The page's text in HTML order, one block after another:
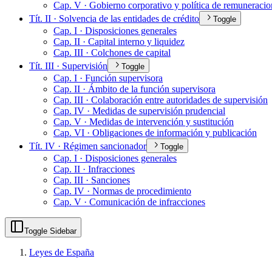
Cap. V · Gobierno corporativo y política de
Tít. II · Solvencia de las entidades de crédito
Toggle
Cap. I · Disposiciones generales
Cap. II · Capital interno y liquidez
Cap. III · Colchones de capital
Tít. III · Supervisión
Toggle
Cap. I · Función supervisora
Cap. II · Ámbito de la función supervisora
Cap. III · Colaboración entre autoridades de supervisión
Cap. IV · Medidas de supervisión prudencial
Cap. V · Medidas de intervención y sustitución
Cap. VI · Obligaciones de información y publicación
Tít. IV · Régimen sancionador
Toggle
Cap. I · Disposiciones generales
Cap. II · Infracciones
Cap. III · Sanciones
Cap. IV · Normas de procedimiento
Cap. V · Comunicación de infracciones
Toggle Sidebar
Leyes de España